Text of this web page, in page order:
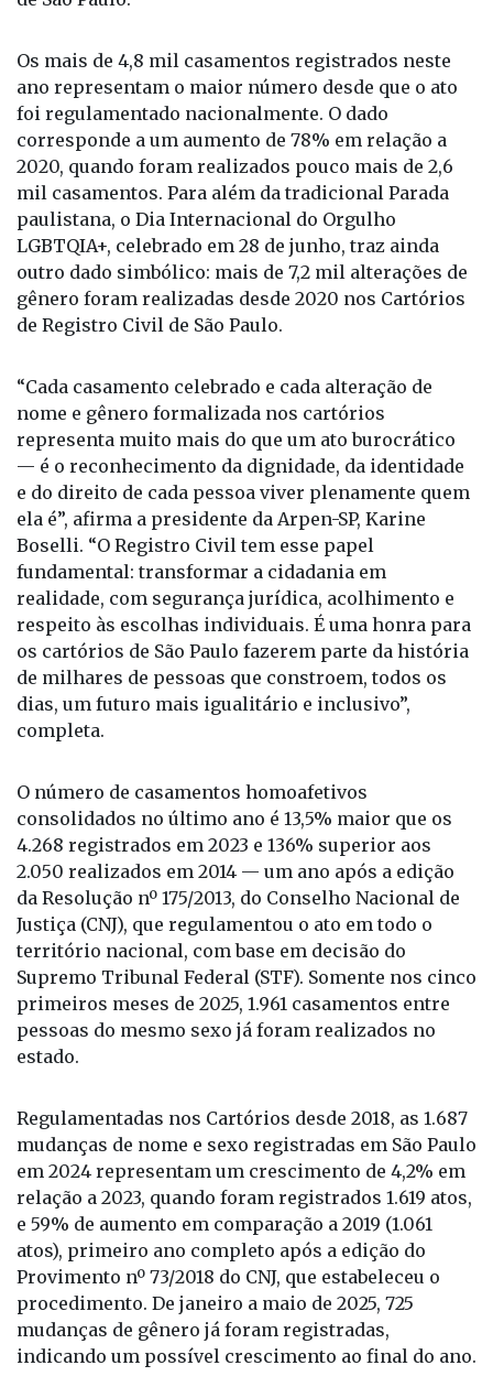
de São Paulo.
Os mais de 4,8 mil casamentos registrados neste
ano representam o maior número desde que o ato
foi regulamentado nacionalmente. O dado
corresponde a um aumento de 78% em relação a
2020, quando foram realizados pouco mais de 2,6
mil casamentos. Para além da tradicional Parada
paulistana, o Dia Internacional do Orgulho
LGBTQIA+, celebrado em 28 de junho, traz ainda
outro dado simbólico: mais de 7,2 mil alterações de
de Registro Civil de São Paulo.
“Cada casamento celebrado e cada alteração de
nome e gênero formalizada nos cartórios
representa muito mais do que um ato burocrático
— é o reconhecimento da dignidade, da identidade
e do direito de cada pessoa viver plenamente quem
ela é”, afirma a presidente da Arpen-SP, Karine
Boselli. “O Registro Civil tem esse papel
fundamental: transformar a cidadania em
realidade, com segurança jurídica, acolhimento e
respeito às escolhas individuais. É uma honra para
os cartórios de São Paulo fazerem parte da história
de milhares de pessoas que constroem, todos os
completa.
O número de casamentos homoafetivos
consolidados no último ano é 13,5% maior que os
4.268 registrados em 2023 e 136% superior aos
2.050 realizados em 2014 — um ano após a edição
da Resolução nº 175/2013, do Conselho Nacional de
Justiça (CNJ), que regulamentou o ato em todo o
território nacional, com base em decisão do
Supremo Tribunal Federal (STF). Somente nos cinco
estado.
Regulamentadas nos Cartórios desde 2018, as 1.687
mudanças de nome e sexo registradas em São Paulo
em 2024 representam um crescimento de 4,2% em
relação a 2023, quando foram registrados 1.619 atos,
e 59% de aumento em comparação a 2019 (1.061
atos), primeiro ano completo após a edição do
Provimento nº 73/2018 do CNJ, que estabeleceu o
procedimento. De janeiro a maio de 2025, 725